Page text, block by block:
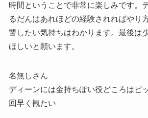
時間ということで非常に楽しみです。
るだんはあれほどの経験されればやり
讐したい気持ちはわかります。最後は
ほしいと願います。
名無しさん
ディーンには金持ちぽい役どころはピ
回早く観たい